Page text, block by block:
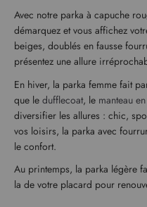
Avec notre parka à capuche
démarquez et vous affichez
beiges, doublés en fausse
présentez une allure
En hiver, la parka femme fait
que le dufflecoat, le manteau
diversifier les allures : chic,
vos loisirs, la parka avec
le confort.
Au printemps, la parka légère
la de votre placard pour